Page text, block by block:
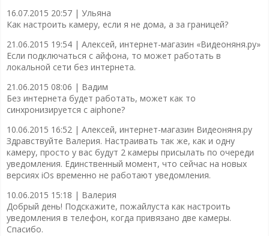
16.07.2015 20:57 | Ульяна
Как настроить камеру, если я не дома, а за границей?
21.06.2015 19:54 | Алексей, интернет-магазин «Видеоняня.ру»
Если подключаться с айфона, то может работать в
локальной сети без интернета.
21.06.2015 08:06 | Вадим
Без интернета будет работать, может как то
синхронизируется с aiphone?
10.06.2015 16:52 | Алексей, интернет-магазин Видеоняня.ру
Здравствуйте Валерия. Настраивать так же, как и одну
камеру, просто у вас будут 2 камеры присылать по очереди
уведомления. Единственный момент, что сейчас на новых
версиях iOs временно не работают уведомления.
10.06.2015 15:18 | Валерия
Добрый день! Подскажите, пожайлуста как настроить
уведомления в телефон, когда привязано две камеры.
Спасибо.